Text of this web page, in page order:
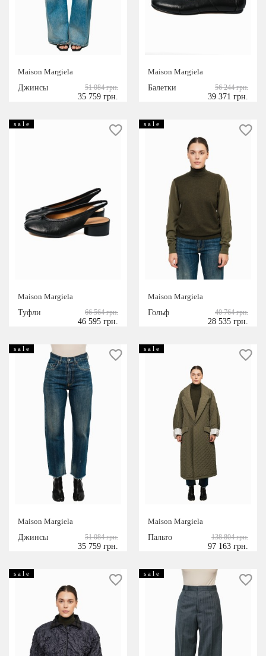
Maison Margiela
Джинсы
51 084 грн.
35 759 грн.
Maison Margiela
Балетки
56 244 грн.
39 371 грн.
s a l e
Maison Margiela
Туфли
66 564 грн.
46 595 грн.
s a l e
Maison Margiela
Гольф
40 764 грн.
28 535 грн.
s a l e
Maison Margiela
Джинсы
51 084 грн.
35 759 грн.
s a l e
Maison Margiela
Пальто
138 804 грн.
97 163 грн.
s a l e s a l e